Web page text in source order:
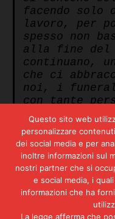
facendo solo
lavoro, per
spesso non
alla fine del
continuano,
che ci
noi, i
con tante
ci vengono a
avevamo
televisione.
l’incubo
quel
realtà. Dopo
solitudine,
il non
Questo sito web
personalizzare
dei social media e per
inoltre informazioni sul
nostri partner che si
e social media, i
informazioni che ha
La legge afferma che